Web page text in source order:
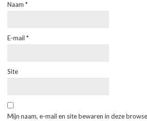
Naam *
E-mail *
Site
Mijn naam, e-mail en site bewaren in deze